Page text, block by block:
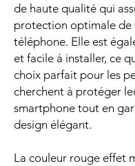
de haute qualité qui
protection optimale de
téléphone. Elle est
et facile à installer, ce
choix parfait pour les
cherchent à protéger
smartphone tout en
design élégant.
La couleur rouge effet